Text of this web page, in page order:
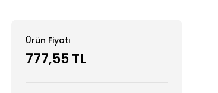
Ürün Fiyatı
777,55 TL